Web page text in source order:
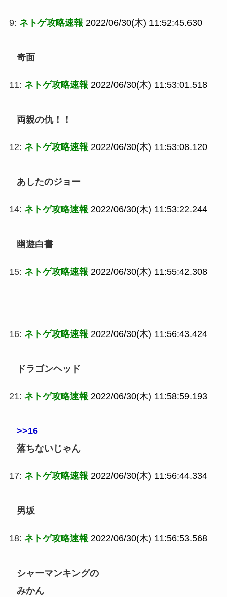
9: ネトゲ攻略速報 2022/06/30(木) 11:52:45.630
奇面
11: ネトゲ攻略速報 2022/06/30(木) 11:53:01.518
両親の仇！！
12: ネトゲ攻略速報 2022/06/30(木) 11:53:08.120
あしたのジョー
14: ネトゲ攻略速報 2022/06/30(木) 11:53:22.244
幽遊白書
15: ネトゲ攻略速報 2022/06/30(木) 11:55:42.308
16: ネトゲ攻略速報 2022/06/30(木) 11:56:43.424
ドラゴンヘッド
21: ネトゲ攻略速報 2022/06/30(木) 11:58:59.193
>>16
落ちないじゃん
17: ネトゲ攻略速報 2022/06/30(木) 11:56:44.334
男坂
18: ネトゲ攻略速報 2022/06/30(木) 11:56:53.568
シャーマンキングの
みかん